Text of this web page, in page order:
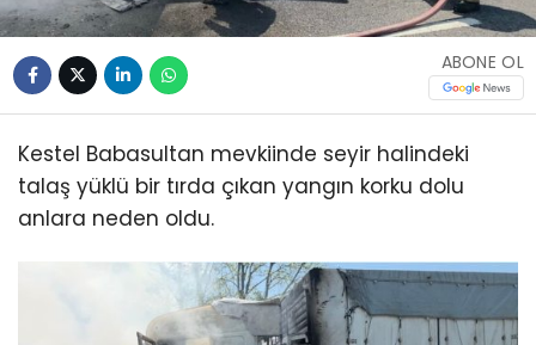
ABONE OL
Kestel Babasultan mevkiinde seyir halindeki
talaş yüklü bir tırda çıkan yangın korku dolu
anlara neden oldu.